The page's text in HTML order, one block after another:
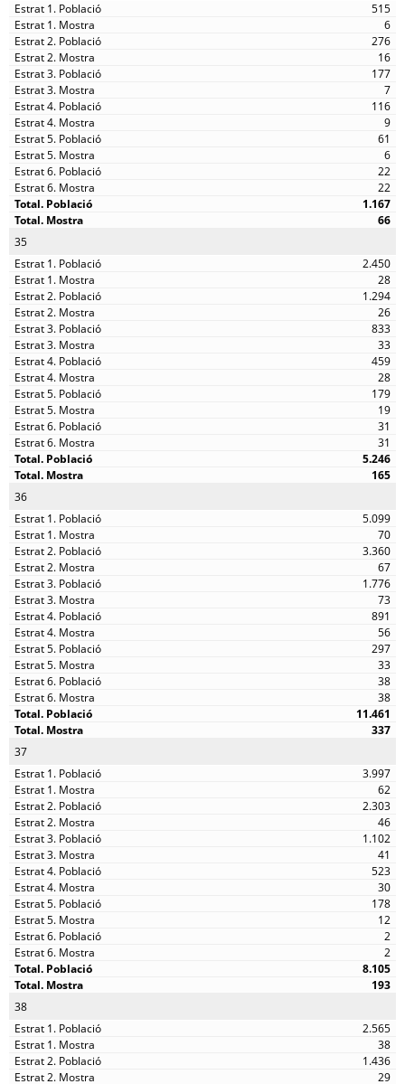
515
6
276
16
177
7
116
9
61
6
22
22
1.167
66
35
2.450
28
1.294
26
833
33
459
28
179
19
31
31
5.246
165
36
5.099
70
3.360
67
1.776
73
891
56
297
33
38
38
11.461
337
37
3.997
62
2.303
46
1.102
41
523
30
178
12
2
2
8.105
193
38
2.565
38
1.436
29